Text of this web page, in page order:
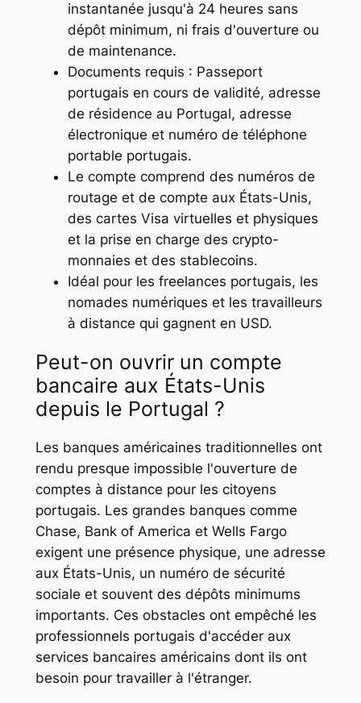
instantanée jusqu'à 24 heures sans
dépôt minimum, ni frais d'ouverture ou
de maintenance.
Documents requis : Passeport
portugais en cours de validité, adresse
de résidence au Portugal, adresse
électronique et numéro de téléphone
portable portugais.
Le compte comprend des numéros de
routage et de compte aux États-Unis,
des cartes Visa virtuelles et physiques
et la prise en charge des crypto-
monnaies et des stablecoins.
Idéal pour les freelances portugais, les
nomades numériques et les travailleurs
à distance qui gagnent en USD.
Peut-on ouvrir un compte
bancaire aux États-Unis
depuis le Portugal ?
Les banques américaines traditionnelles ont
rendu presque impossible l'ouverture de
comptes à distance pour les citoyens
portugais. Les grandes banques comme
Chase, Bank of America et Wells Fargo
exigent une présence physique, une adresse
aux États-Unis, un numéro de sécurité
sociale et souvent des dépôts minimums
importants. Ces obstacles ont empêché les
professionnels portugais d'accéder aux
services bancaires américains dont ils ont
besoin pour travailler à l'étranger.